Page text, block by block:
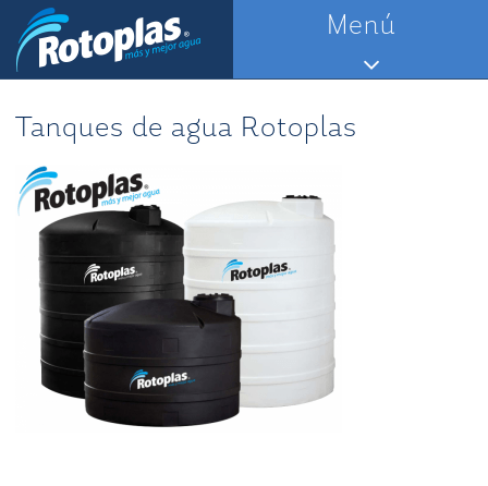
Saltar
contenido
Menú
Tanques de agua Rotoplas